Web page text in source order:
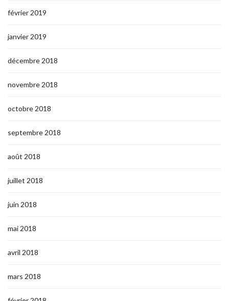
février 2019
janvier 2019
décembre 2018
novembre 2018
octobre 2018
septembre 2018
août 2018
juillet 2018
juin 2018
mai 2018
avril 2018
mars 2018